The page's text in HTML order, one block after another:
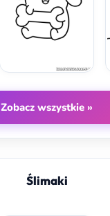
Zobacz wszystkie »
Ślimaki